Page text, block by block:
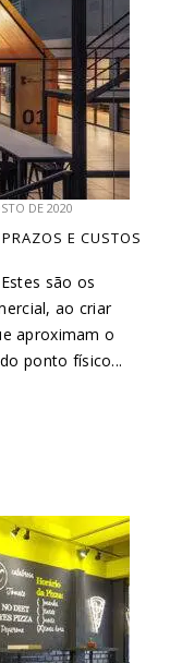
DE 2020
E CUSTOS
são os
ao criar
aproximam o
ponto físico...